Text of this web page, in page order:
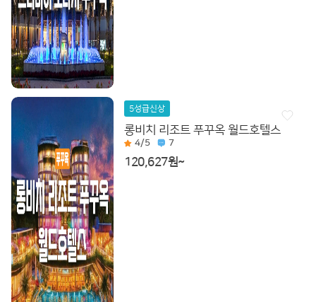
5성급신상
롱비치 리조트 푸꾸옥 월드호텔스
4/5 7
120,627원~